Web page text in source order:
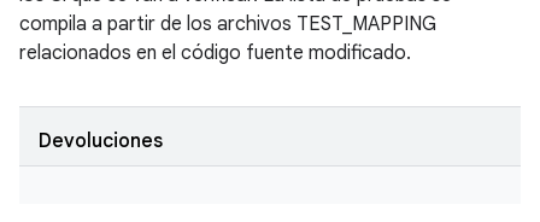
compila a partir de los archivos TEST_MAPPING
relacionados en el código fuente modificado.
Devoluciones